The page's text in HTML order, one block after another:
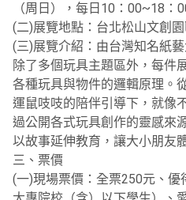
（周日），每日10：00~18：
(二)展覽地點：台北松山文創
(三)展覽介紹：由台灣知名紙
除了多個玩具主題區外，每件
各種玩具與物件的邏輯原理。
運鼠吱吱的陪伴引導下，就像
過公開各式玩具創作的靈感來
以故事延伸教育，讓大小朋友
三、票價
(一)現場票價：全票250元、優